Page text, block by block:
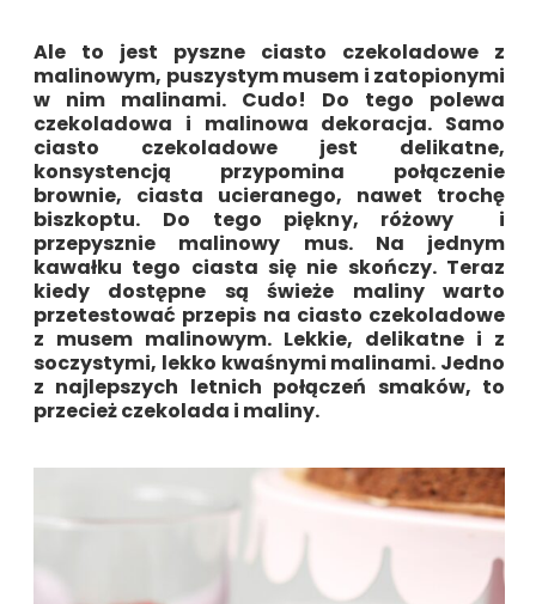
Ale to jest pyszne ciasto czekoladowe z
malinowym, puszystym musem i zatopionymi
w nim malinami. Cudo! Do tego polewa
czekoladowa i malinowa dekoracja. Samo
ciasto czekoladowe jest delikatne,
konsystencją przypomina połączenie
brownie, ciasta ucieranego, nawet trochę
biszkoptu. Do tego piękny, różowy i
przepysznie malinowy mus. Na jednym
kawałku tego ciasta się nie skończy. Teraz
kiedy dostępne są świeże maliny warto
przetestować przepis na ciasto czekoladowe
z musem malinowym. Lekkie, delikatne i z
soczystymi, lekko kwaśnymi malinami. Jedno
z najlepszych letnich połączeń smaków, to
przecież czekolada i maliny.